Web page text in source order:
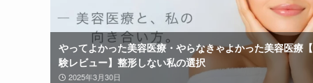
やってよかった美容医療・やらなきゃよかった美容医療
験レビュー】整形しない私の選択
2025年3月30日